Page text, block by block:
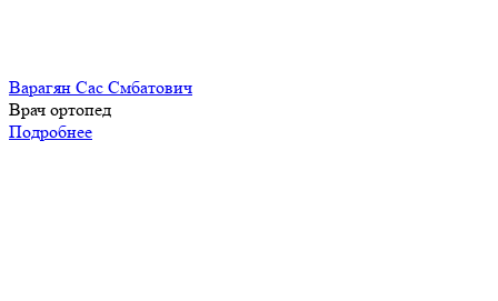
Варагян Сас Смбатович
Врач ортопед
Подробнее